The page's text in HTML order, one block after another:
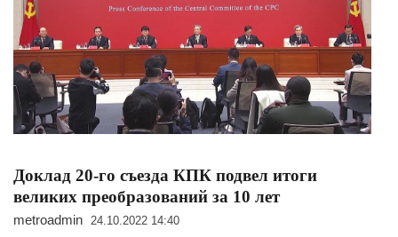
Доклад 20-го съезда КПК подвел итоги
великих преобразований за 10 лет
metroadmin 24.10.2022 14:40